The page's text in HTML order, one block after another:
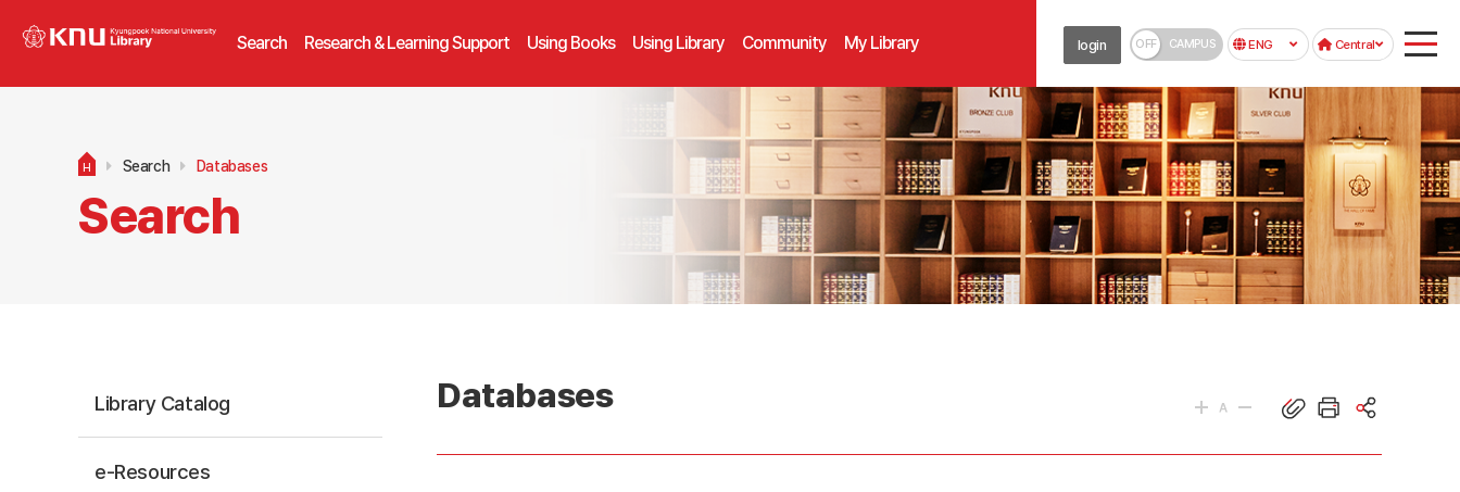
Search Research & Learning Support Using Books Using Library Community My Library login CAMPUS
OFF ENG Central
H Search Databases
Search
Library Catalog
e-Resources
Databases